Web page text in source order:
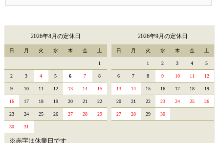
2026年8月の定休日
日 月 火 水 木 金 土
1
2 3 4 5 6 7 8
9 10 11 12 13 14 15
16 17 18 19 20 21 22
23 24 25 26 27 28 29
30 31
2026年9月の定休日
日 月 火 水 木 金 土
1 2 3 4 5
6 7 8 9 10 11 12
13 14 15 16 17 18 19
20 21 22 23 24 25 26
27 28 29 30
※赤字は休業日です